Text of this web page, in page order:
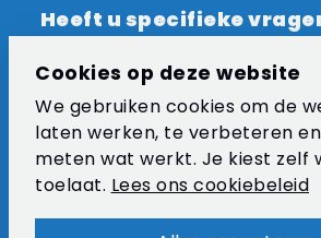
Heeft u specifieke
contactop met DTL
ontdek onze
vakkundige
Cookies op deze website
We gebruiken cookies om de
laten werken, te verbeteren
meten wat werkt. Je kiest zelf
toelaat. Lees ons cookiebeleid